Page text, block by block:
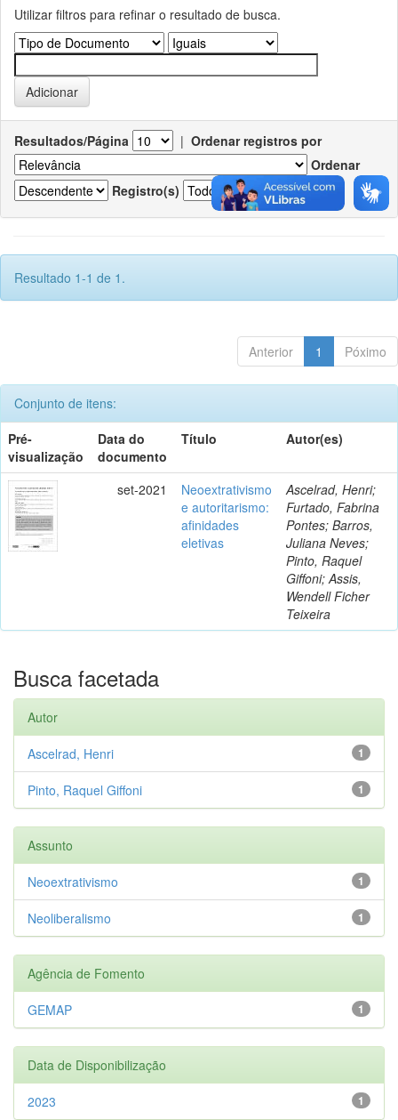
Utilizar filtros para refinar o resultado de busca.
Resultados/Página | Ordenar registros por
Ordenar
Registro(s)
Resultado 1-1 de 1.
Anterior 1 Póximo
Conjunto de itens:
Pré-
visualização
Data do
documento
Título Autor(es)
set-2021
Neoextrativismo
e autoritarismo:
afinidades
eletivas
Ascelrad, Henri;
Furtado, Fabrina
Pontes; Barros,
Juliana Neves;
Pinto, Raquel
Giffoni; Assis,
Wendell Ficher
Teixeira
Busca facetada
Autor
1
Ascelrad, Henri
1
Pinto, Raquel Giffoni
Assunto
1
Neoextrativismo
1
Neoliberalismo
Agência de Fomento
1
GEMAP
Data de Disponibilização
1
2023